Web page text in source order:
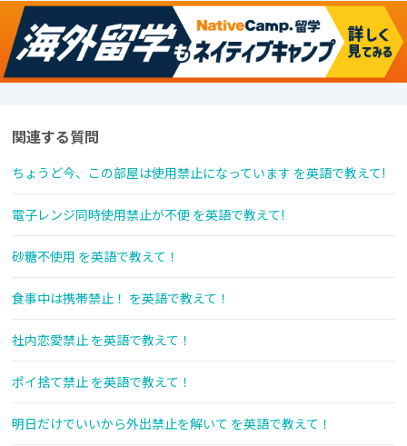
関連する質問
ちょうど今、この部屋は使用禁止になっています を英語で教えて!
電子レンジ同時使用禁止が不便 を英語で教えて!
砂糖不使用 を英語で教えて！
食事中は携帯禁止！ を英語で教えて！
社内恋愛禁止 を英語で教えて！
ポイ捨て禁止 を英語で教えて！
明日だけでいいから外出禁止を解いて を英語で教えて！